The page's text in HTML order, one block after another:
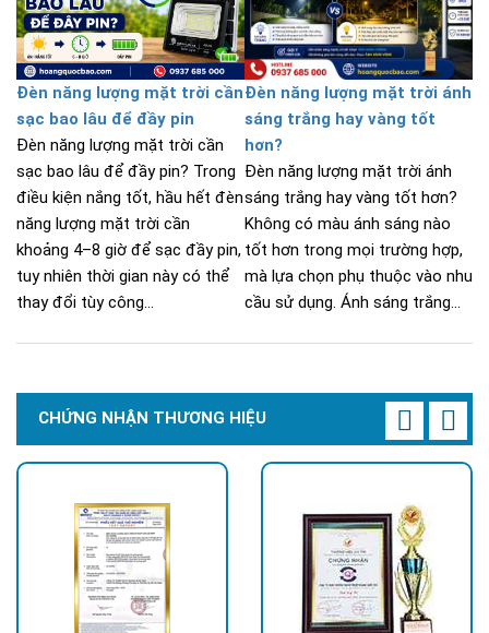
Đèn năng lượng mặt trời cần
sạc bao lâu để đầy pin
Đèn năng lượng mặt trời cần
sạc bao lâu để đầy pin? Trong
điều kiện nắng tốt, hầu hết đèn
năng lượng mặt trời cần
khoảng 4–8 giờ để sạc đầy pin,
tuy nhiên thời gian này có thể
thay đổi tùy công...
Đèn năng lượng mặt trời ánh
sáng trắng hay vàng tốt
hơn?
Đèn năng lượng mặt trời ánh
sáng trắng hay vàng tốt hơn?
Không có màu ánh sáng nào
tốt hơn trong mọi trường hợp,
mà lựa chọn phụ thuộc vào nhu
cầu sử dụng. Ánh sáng trắng...
CHỨNG NHẬN THƯƠNG HIỆU